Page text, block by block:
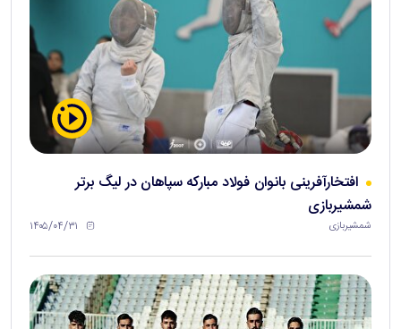
افتخارآفرینی بانوان فولاد مبارکه سپاهان در لیگ برتر
شمشیربازی
شمشیربازی ۱۴۰۵/۰۴/۳۱